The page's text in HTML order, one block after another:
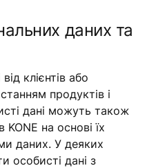
даних та
клієнтів або
продуктів і
дані можуть також
на основі їх
даних. У деяких
особисті дані з